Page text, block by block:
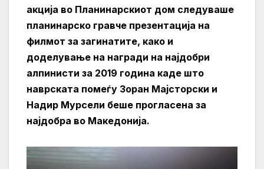
акција во Планинарскиот дом следуваше
планинарско гравче презентација на
филмот за загинатите, како и
доделување на награди на најдобри
алпинисти зa 2019 година каде што
наврската помеѓу Зоран Мајсторски и
Надир Мурсели беше прогласена за
најдобра во Македонија.